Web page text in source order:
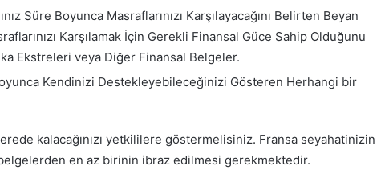
Süre Boyunca Masraflarınızı Karşılayacağını Belirten Beyan
Karşılamak İçin Gerekli Finansal Güce Sahip Olduğunu
Ekstreleri veya Diğer Finansal Belgeler.
Kendinizi Destekleyebileceğinizi Gösteren Herhangi bir
kalacağınızı yetkililere göstermelisiniz. Fransa seyahatinizin
en az birinin ibraz edilmesi gerekmektedir.